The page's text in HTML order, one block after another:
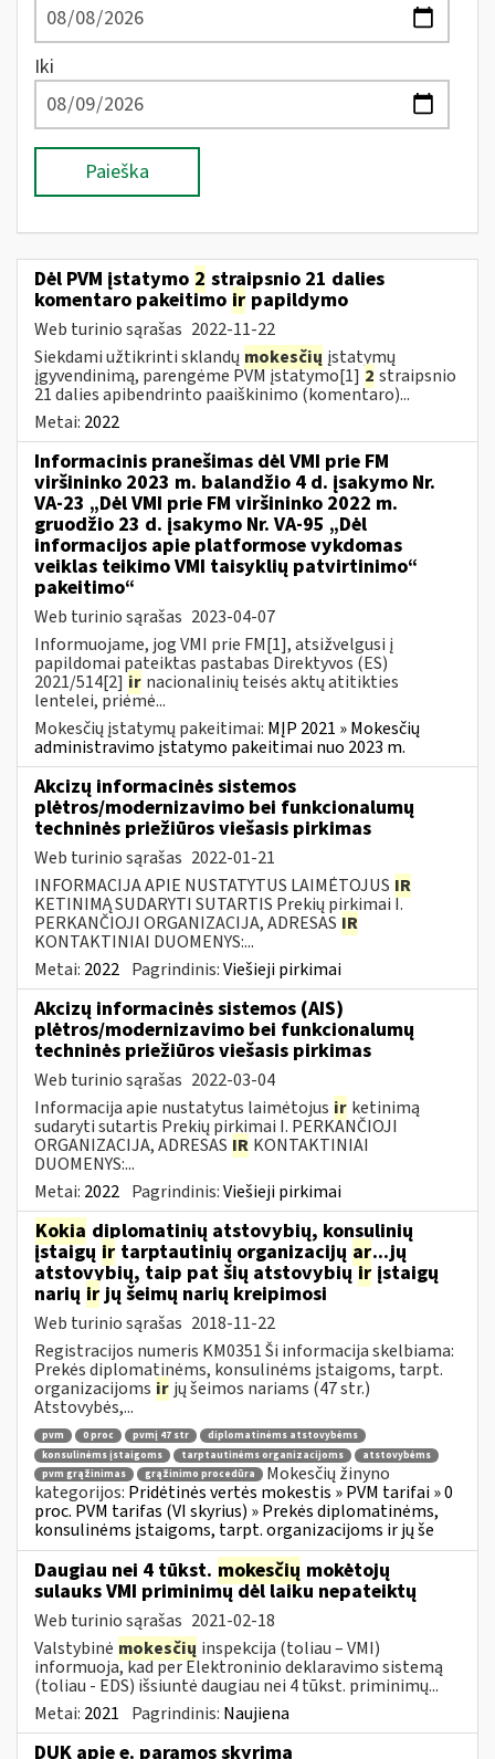
Iki
Paieška
Dėl PVM įstatymo 2 straipsnio 21 dalies
komentaro pakeitimo ir papildymo
Web turinio sąrašas 2022-11-22
Siekdami užtikrinti sklandų mokesčių įstatymų
įgyvendinimą, parengėme PVM įstatymo[1] 2 straipsnio
21 dalies apibendrinto paaiškinimo (komentaro)...
Metai: 2022
Informacinis pranešimas dėl VMI prie FM
viršininko 2023 m. balandžio 4 d. įsakymo Nr.
VA-23 „Dėl VMI prie FM viršininko 2022 m.
gruodžio 23 d. įsakymo Nr. VA-95 „Dėl
informacijos apie platformose vykdomas
veiklas teikimo VMI taisyklių patvirtinimo“
pakeitimo“
Web turinio sąrašas 2023-04-07
Informuojame, jog VMI prie FM[1], atsižvelgusi į
papildomai pateiktas pastabas Direktyvos (ES)
2021/514[2] ir nacionalinių teisės aktų atitikties
lentelei, priėmė...
Mokesčių įstatymų pakeitimai: MĮP 2021 » Mokesčių
administravimo įstatymo pakeitimai nuo 2023 m.
Akcizų informacinės sistemos
plėtros/modernizavimo bei funkcionalumų
techninės priežiūros viešasis pirkimas
Web turinio sąrašas 2022-01-21
INFORMACIJA APIE NUSTATYTUS LAIMĖTOJUS IR
KETINIMĄ SUDARYTI SUTARTIS Prekių pirkimai I.
PERKANČIOJI ORGANIZACIJA, ADRESAS IR
KONTAKTINIAI DUOMENYS:...
Metai: 2022 Pagrindinis:Viešieji pirkimai
Akcizų informacinės sistemos (AIS)
plėtros/modernizavimo bei funkcionalumų
techninės priežiūros viešasis pirkimas
Web turinio sąrašas 2022-03-04
Informacija apie nustatytus laimėtojus ir ketinimą
sudaryti sutartis Prekių pirkimai I. PERKANČIOJI
ORGANIZACIJA, ADRESAS IR KONTAKTINIAI
DUOMENYS:...
Metai: 2022 Pagrindinis:Viešieji pirkimai
Kokia diplomatinių atstovybių, konsulinių
įstaigų ir tarptautinių organizacijų ar...jų
atstovybių, taip pat šių atstovybiųir įstaigų
narių irjų šeimų narių kreipimosi
Web turinio sąrašas 2018-11-22
Registracijos numeris KM0351 Ši informacija skelbiama:
Prekės diplomatinėms, konsulinėms įstaigoms, tarpt.
organizacijoms ir jų šeimos nariams (47 str.)
Atstovybės,...
pvm 0 proc pvmį 47 str
diplomatinėms atstovybėms
konsulinėms įstaigoms
tarptautinėms organizacijoms
atstovybėms
pvm grąžinimas
grąžinimo procedūra
Mokesčių žinyno
kategorijos: Pridėtinės vertės mokestis » PVM tarifai » 0
proc. PVM tarifas (VI skyrius) » Prekės diplomatinėms,
konsulinėms įstaigoms, tarpt. organizacijoms ir jų še
Daugiau nei 4 tūkst. mokesčių mokėtojų
sulauks VMI priminimų dėl laiku nepateiktų
Web turinio sąrašas 2021-02-18
Valstybinė mokesčių inspekcija (toliau – VMI)
informuoja, kad per Elektroninio deklaravimo sistemą
(toliau - EDS) išsiuntė daugiau nei 4 tūkst. priminimų...
Metai: 2021 Pagrindinis: Naujiena
DUK apie e. paramos skyrimą